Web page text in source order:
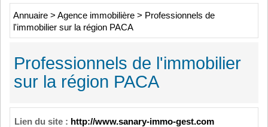
Annuaire > Agence immobilière > Professionnels de
l'immobilier sur la région PACA
Professionnels de l'immobilier
sur la région PACA
Lien du site : http://www.sanary-immo-gest.com